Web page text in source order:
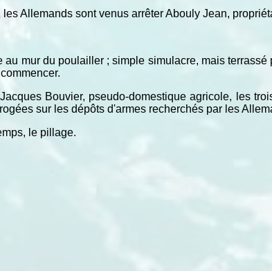
Allemands sont venus arrêter Abouly Jean,
au mur du poulailler ; simple simulacre, mais
Bouvier, pseudo-domestique agricole, les
sur les dépôts d'armes recherchés par les
le pillage.